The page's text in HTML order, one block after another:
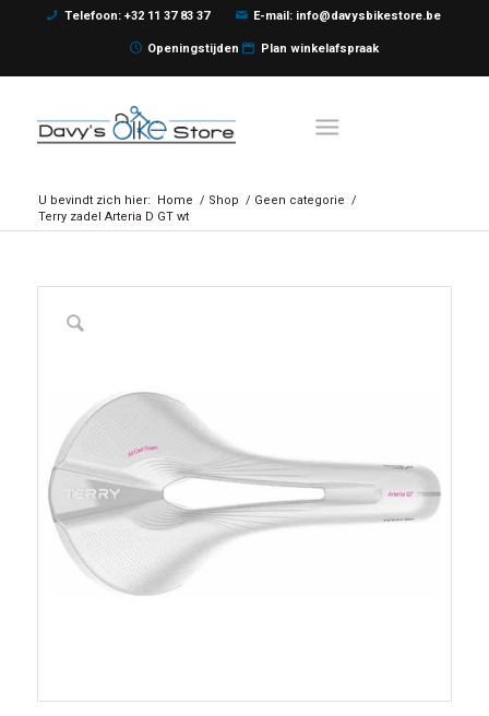
Telefoon: +32 11 37 83 37 E-mail: info@davysbikestore.be
Openingstijden Plan winkelafspraak
U bevindt zich hier: Home / Shop / Geen categorie /
Terry zadel Arteria D GT wt